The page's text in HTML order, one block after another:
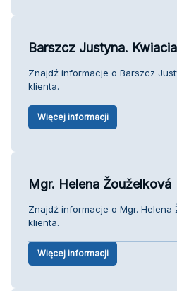
Barszcz Justyna.
Znajdź informacje o Barszcz
klienta.
Więcej informacji
Mgr. Helena Žouželková
Znajdź informacje o Mgr. Helena
klienta.
Więcej informacji